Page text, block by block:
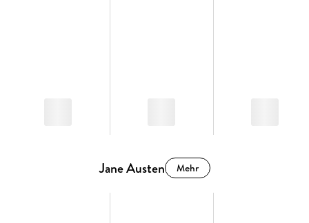
Jane Austen Mehr